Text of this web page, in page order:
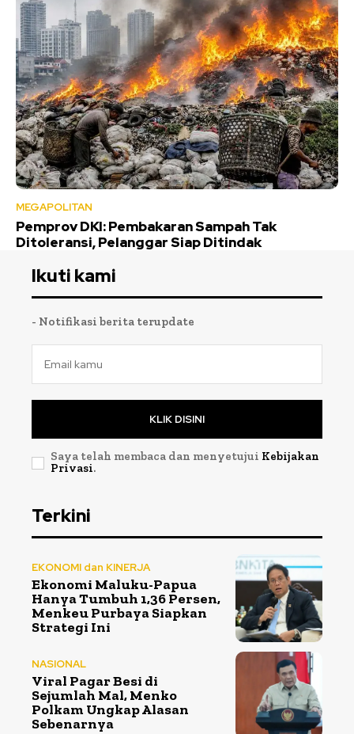
MEGAPOLITAN
Pemprov DKI: Pembakaran Sampah Tak
Ditoleransi, Pelanggar Siap Ditindak
Ikuti kami
- Notifikasi berita terupdate
KLIK DISINI
Saya telah membaca dan menyetujui Kebijakan
Privasi.
Terkini
EKONOMI dan KINERJA
Ekonomi Maluku-Papua
Hanya Tumbuh 1,36 Persen,
Menkeu Purbaya Siapkan
Strategi Ini
NASIONAL
Viral Pagar Besi di
Sejumlah Mal, Menko
Polkam Ungkap Alasan
Sebenarnya